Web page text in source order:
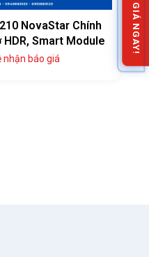
NovaStar Chính
HDR, Smart Module
nhận báo giá